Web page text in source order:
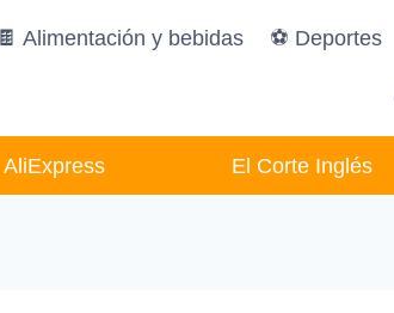
🍫 Alimentación y bebidas ️⚽️ Deportes
AliExpress El Corte Inglés